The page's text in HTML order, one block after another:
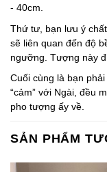
- 40cm.
Thứ tư, bạn lưu ý
sẽ liên quan đến độ
ngưỡng. Tượng này
Cuối cùng là bạn
“cảm” với Ngài, đều
pho tượng ấy về.
SẢN PHẨM